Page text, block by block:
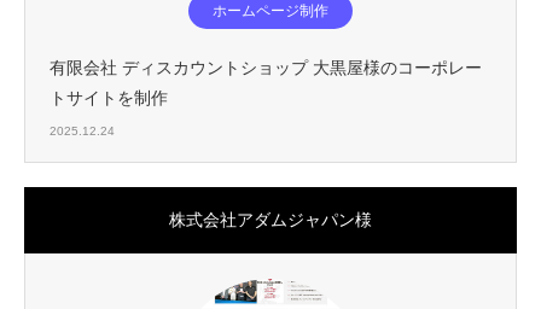
ホームページ制作
有限会社 ディスカウントショップ 大黒屋様のコーポレー
トサイトを制作
2025.12.24
株式会社アダムジャパン様